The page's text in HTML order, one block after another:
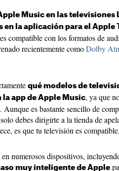
Music en las televisiones
en la aplicación para el Apple
compatible con los formatos de
recientemente comoDolby
qué modelos de
la app de Apple Music, ya que
es bastante sencillo de
debes dirigirte a la tienda de
es que tu televisión es compatible.
numerosos dispositivos,
muy inteligente de Apple